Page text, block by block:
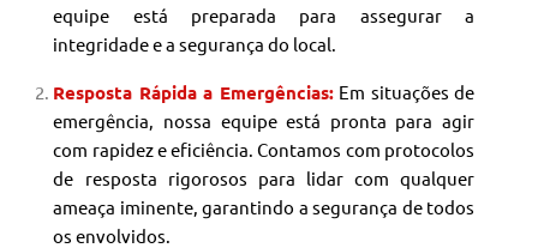
equipe está preparada para assegurar a
integridade e a segurança do local.
Resposta Rápida a Emergências: Em situações de
emergência, nossa equipe está pronta para agir
com rapidez e eficiência. Contamos com protocolos
de resposta rigorosos para lidar com qualquer
ameaça iminente, garantindo a segurança de todos
os envolvidos.